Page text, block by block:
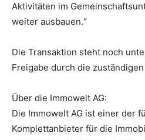
Aktivitäten im
weiter ausbauen.“
Die Transaktion steht noch
Freigabe durch die
Über die Immowelt AG:
Die Immowelt AG ist einer der
Komplettanbieter für die